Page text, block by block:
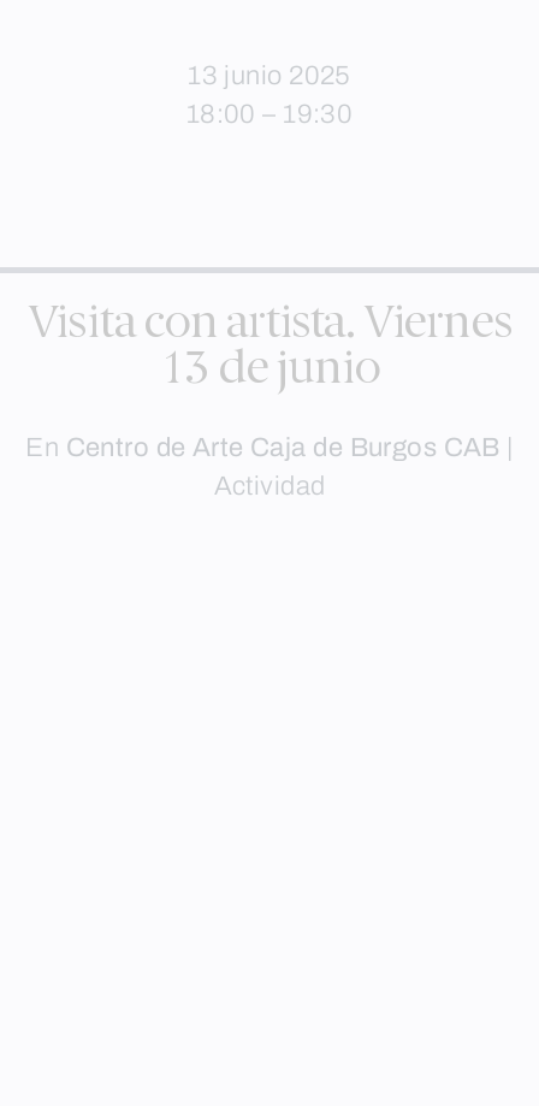
13 junio 2025
18:00 – 19:30
Visita con artista. Viernes
13 de junio
En Centro de Arte Caja de Burgos CAB
Actividad